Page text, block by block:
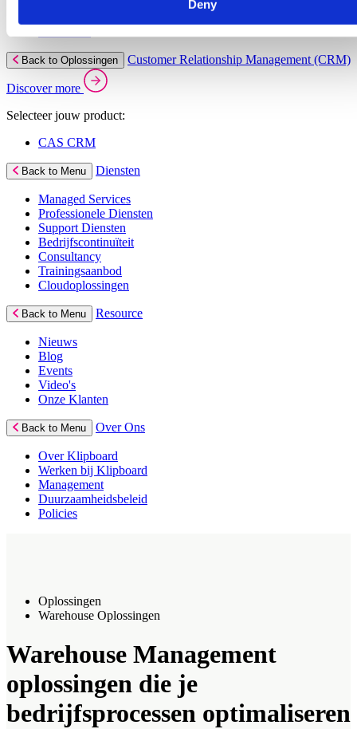
Deny
Back to Oplossingen Customer Relationship Management (CRM)
Discover more
Selecteer jouw product:
CAS CRM
Back to Menu Diensten
Managed Services
Professionele Diensten
Support Diensten
Bedrijfscontinuïteit
Consultancy
Trainingsaanbod
Cloudoplossingen
Back to Menu Resource
Nieuws
Blog
Events
Video's
Onze Klanten
Back to Menu Over Ons
Over Klipboard
Werken bij Klipboard
Management
Duurzaamheidsbeleid
Policies
Oplossingen
Warehouse Oplossingen
Warehouse Management
oplossingen die je
bedrijfsprocessen optimaliseren